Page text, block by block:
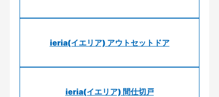
ieria(イエリア) アウトセットドア
ieria(イエリア) 間仕切戸